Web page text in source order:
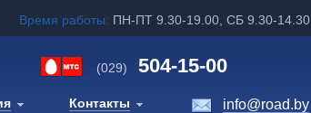
Время работы: ПН-ПТ 9.30-19.00, СБ 9.30-14.30
(029) 504-15-00
Контакты info@road.by